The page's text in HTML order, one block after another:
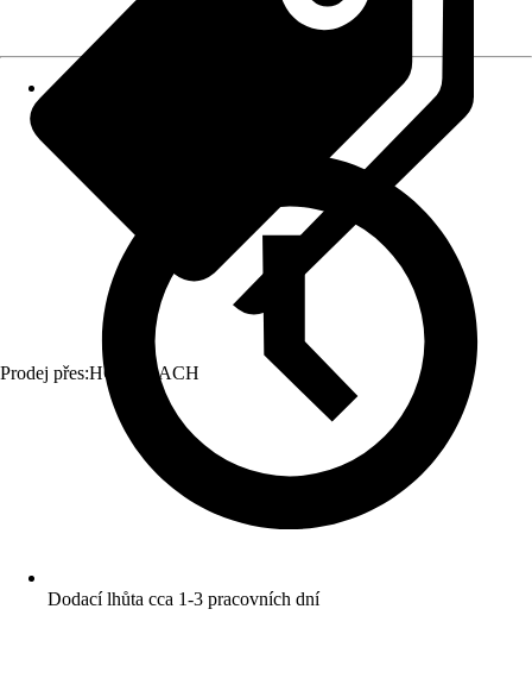
Prodej přes:HORNBACH
Dodací lhůta cca 1-3 pracovních dní